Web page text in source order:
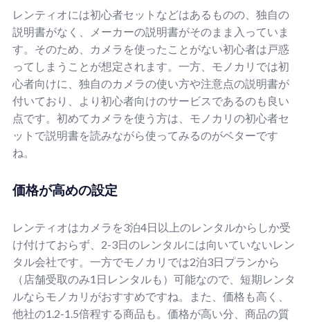
レンティオには初心者セットなどはあるものの、独自の
説明書がなく、メーカーの説明書がそのまま入っていま
す。そのため、カメラを使ったことがない初心者は戸惑
ってしまうことが想定されます。一方、モノカリでは初
心者向けに、独自のカメラの使い方や注意点の説明書が
付いており、より初心者向けのサービスであるのも良い
点です。初めてカメラを使う方は、モノカリの初心者セ
ットで説明書を読みながら使ってみるのがベターです
ね。
価格が高めの設定
レンティオはカメラを3泊4日以上のレンタルからしか受
け付けておらず、2-3日のレンタルには向いていないレン
タル会社です。一方でモノカリでは2泊3日プランから
（店舗受取のみ1日レンタルも）可能なので、短期レンタ
ルならモノカリがおすすめですね。また、価格も高く、
他社の1.2-1.5倍程する商品も。価格が高い分、商品の質